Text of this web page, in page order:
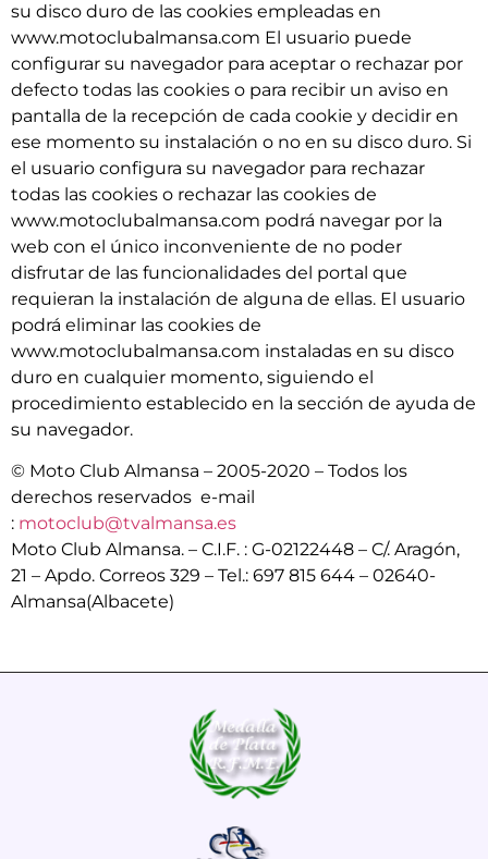
su disco duro de las cookies empleadas en
www.motoclubalmansa.com El usuario puede
configurar su navegador para aceptar o rechazar por
defecto todas las cookies o para recibir un aviso en
pantalla de la recepción de cada cookie y decidir en
ese momento su instalación o no en su disco duro. Si
el usuario configura su navegador para rechazar
todas las cookies o rechazar las cookies de
www.motoclubalmansa.com podrá navegar por la
web con el único inconveniente de no poder
disfrutar de las funcionalidades del portal que
requieran la instalación de alguna de ellas. El usuario
podrá eliminar las cookies de
www.motoclubalmansa.com instaladas en su disco
duro en cualquier momento, siguiendo el
procedimiento establecido en la sección de ayuda de
su navegador.
© Moto Club Almansa – 2005-2020 – Todos los
derechos reservados e-mail
: motoclub@tvalmansa.es
Moto Club Almansa. – C.I.F. : G-02122448 – C/. Aragón,
21 – Apdo. Correos 329 – Tel.: 697 815 644 – 02640-
Almansa(Albacete)